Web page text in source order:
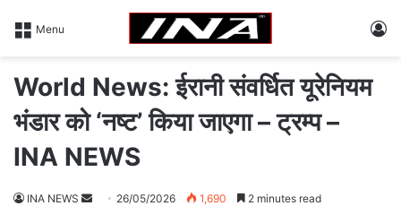
Menu
World News: ईरानी संवर्धित यूरेनियम
भंडार को ‘नष्ट’ किया जाएगा – ट्रम्प –
INA NEWS
INA NEWS 26/05/2026 1,690 2 minutes read